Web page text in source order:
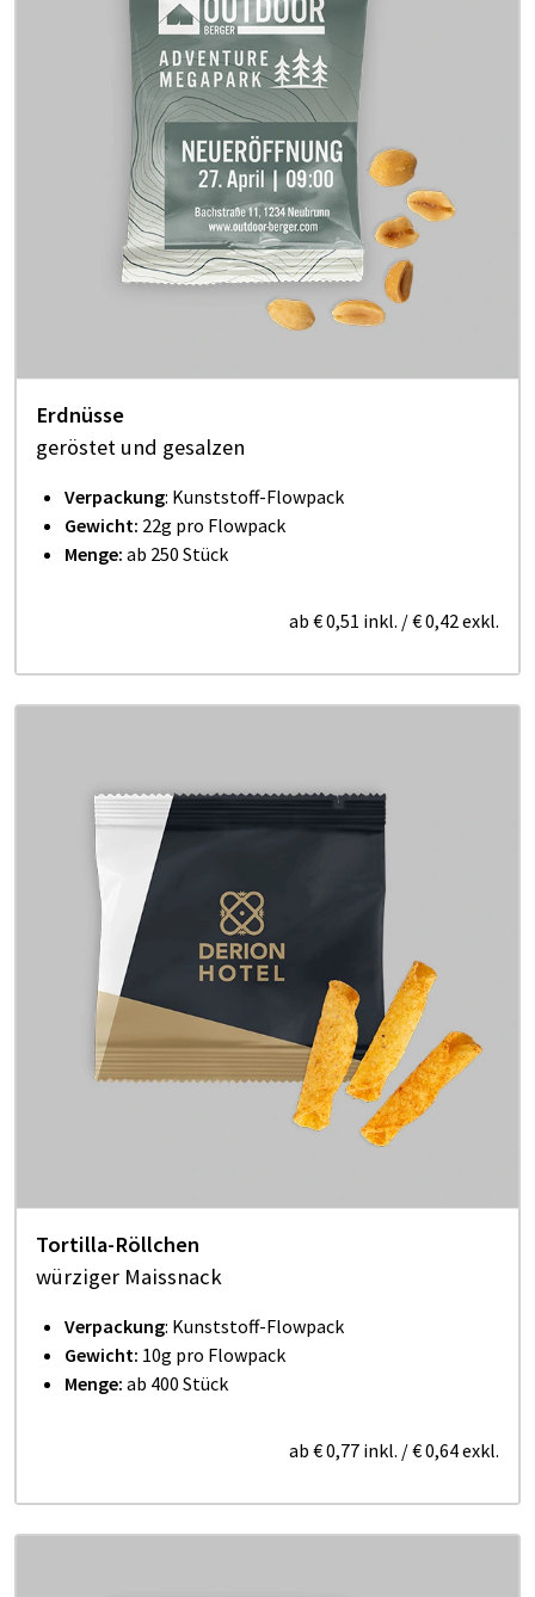
Erdnüsse
geröstet und gesalzen
Verpackung: Kunststoff-Flowpack
Gewicht: 22g pro Flowpack
Menge: ab 250 Stück
ab € 0,51 inkl. /€ 0,42exkl.
Tortilla-Röllchen
würziger Maissnack
Verpackung: Kunststoff-Flowpack
Gewicht: 10g pro Flowpack
Menge: ab 400 Stück
ab € 0,77 inkl. /€ 0,64exkl.